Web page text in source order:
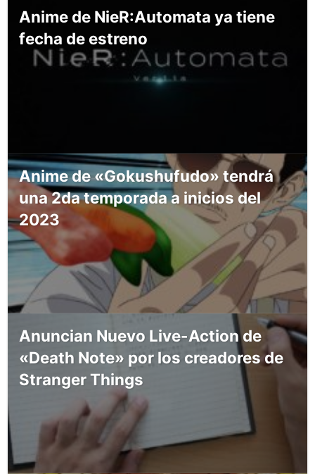
Anime de NieR:Automata ya tiene
fecha de estreno
Anime de «Gokushufudo» tendrá
una 2da temporada a inicios del
2023
Anuncian Nuevo Live-Action de
«Death Note» por los creadores de
Stranger Things